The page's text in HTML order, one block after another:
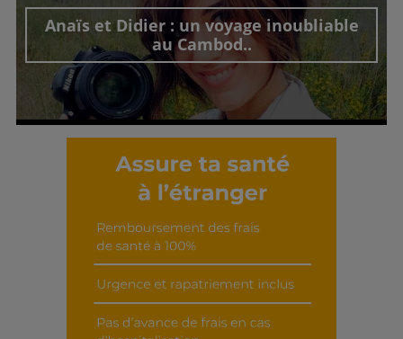
Anaïs et Didier : un voyage inoubliable
au Cambod..
Découvrir cet interview